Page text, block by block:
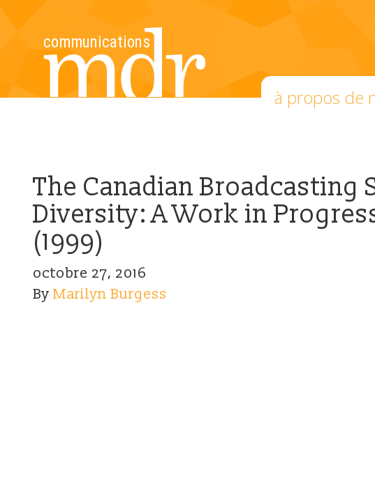
à propos de
The Canadian Broadcasting
Diversity: A Work in
(1999)
octobre 27, 2016
By Marilyn Burgess